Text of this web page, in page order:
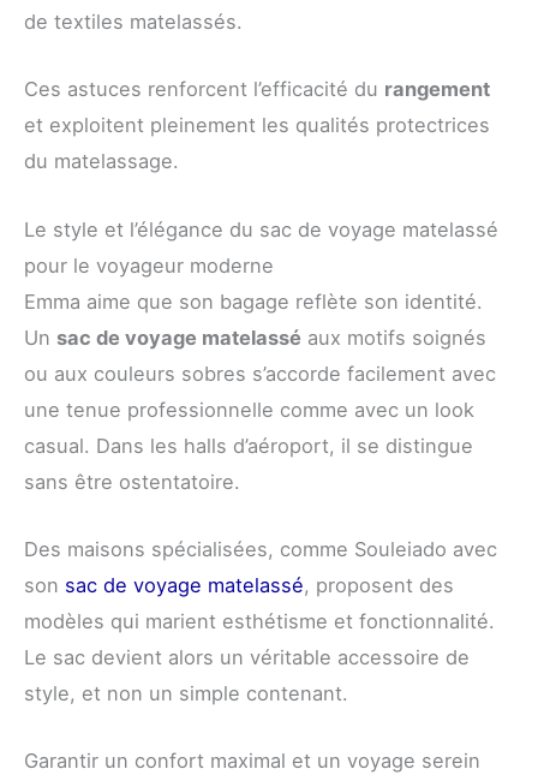
de textiles matelassés.
Ces astuces renforcent l’efficacité du rangement
et exploitent pleinement les qualités protectrices
du matelassage.
Le style et l’élégance du sac de voyage matelassé
pour le voyageur moderne
Emma aime que son bagage reflète son identité.
Un sac de voyage matelassé aux motifs soignés
ou aux couleurs sobres s’accorde facilement avec
une tenue professionnelle comme avec un look
casual. Dans les halls d’aéroport, il se distingue
sans être ostentatoire.
Des maisons spécialisées, comme Souleiado avec
son sac de voyage matelassé, proposent des
modèles qui marient esthétisme et fonctionnalité.
Le sac devient alors un véritable accessoire de
style, et non un simple contenant.
Garantir un confort maximal et un voyage serein